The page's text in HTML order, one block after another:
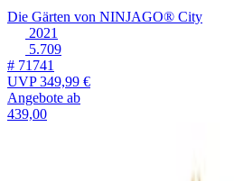
Die Gärten von NINJAGO® City
2021
5.709
# 71741
UVP349,99 €
Angebote ab
439,00